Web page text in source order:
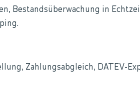
Bestandsüberwachung in
Zahlungsabgleich, DATEV-